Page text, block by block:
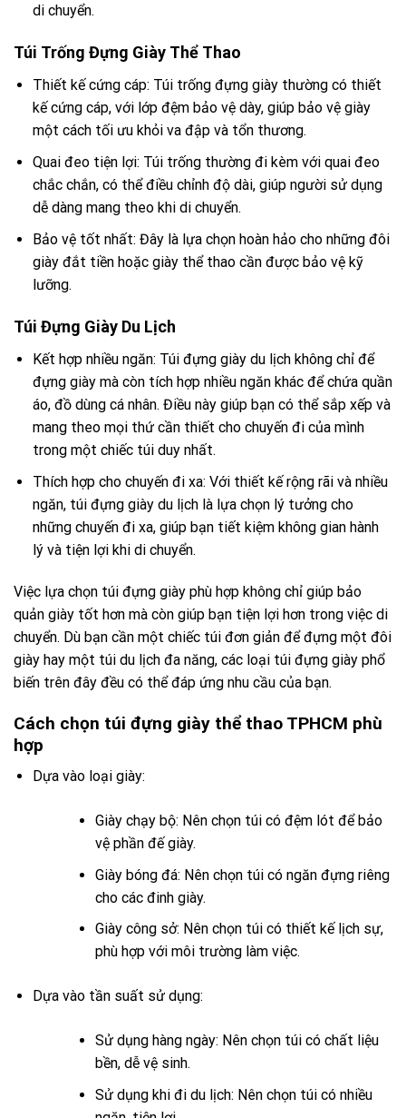
di chuyển.
Túi Trống Đựng Giày Thể Thao
Thiết kế cứng cáp: Túi trống đựng giày thường có thiết
kế cứng cáp, với lớp đệm bảo vệ dày, giúp bảo vệ giày
một cách tối ưu khỏi va đập và tổn thương.
Quai đeo tiện lợi: Túi trống thường đi kèm với quai đeo
chắc chắn, có thể điều chỉnh độ dài, giúp người sử dụng
dễ dàng mang theo khi di chuyển.
Bảo vệ tốt nhất: Đây là lựa chọn hoàn hảo cho những đôi
giày đắt tiền hoặc giày thể thao cần được bảo vệ kỹ
lưỡng.
Túi Đựng Giày Du Lịch
Kết hợp nhiều ngăn: Túi đựng giày du lịch không chỉ để
đựng giày mà còn tích hợp nhiều ngăn khác để chứa quần
áo, đồ dùng cá nhân. Điều này giúp bạn có thể sắp xếp và
mang theo mọi thứ cần thiết cho chuyến đi của mình
trong một chiếc túi duy nhất.
Thích hợp cho chuyến đi xa: Với thiết kế rộng rãi và nhiều
ngăn, túi đựng giày du lịch là lựa chọn lý tưởng cho
những chuyến đi xa, giúp bạn tiết kiệm không gian hành
lý và tiện lợi khi di chuyển.
Việc lựa chọn túi đựng giày phù hợp không chỉ giúp bảo
quản giày tốt hơn mà còn giúp bạn tiện lợi hơn trong việc di
chuyển. Dù bạn cần một chiếc túi đơn giản để đựng một đôi
giày hay một túi du lịch đa năng, các loại túi đựng giày phổ
biến trên đây đều có thể đáp ứng nhu cầu của bạn.
Cách chọn túi đựng giày thể thao TPHCM phù
hợp
Dựa vào loại giày:
Giày chạy bộ: Nên chọn túi có đệm lót để bảo
vệ phần đế giày.
Giày bóng đá: Nên chọn túi có ngăn đựng riêng
cho các đinh giày.
Giày công sở: Nên chọn túi có thiết kế lịch sự,
phù hợp với môi trường làm việc.
Dựa vào tần suất sử dụng:
Sử dụng hàng ngày: Nên chọn túi có chất liệu
bền, dễ vệ sinh.
Sử dụng khi đi du lịch: Nên chọn túi có nhiều